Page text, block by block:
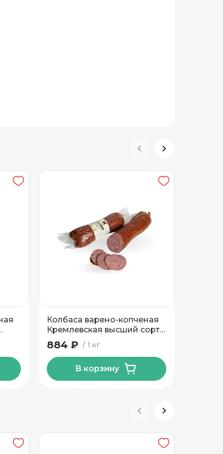
Колбаса варено-копченая
Кремлевская высший сорт
Могилевский МК
1 кг
884 ₽
В корзину